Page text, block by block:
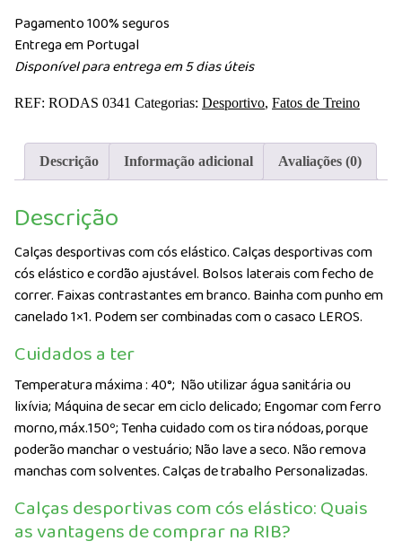
Pagamento 100% seguros
Entrega em Portugal
Disponível para entrega em 5 dias úteis
REF: RODAS 0341 Categorias: Desportivo, Fatos de Treino
Descrição Informação adicional Avaliações (0)
Descrição
Calças desportivas com cós elástico. Calças desportivas com
cós elástico e cordão ajustável. Bolsos laterais com fecho de
correr. Faixas contrastantes em branco. Bainha com punho em
canelado 1×1. Podem ser combinadas com o casaco LEROS.
Cuidados a ter
Temperatura máxima : 40°; Não utilizar água sanitária ou
lixívia; Máquina de secar em ciclo delicado; Engomar com ferro
morno, máx.150º; Tenha cuidado com os tira nódoas, porque
poderão manchar o vestuário; Não lave a seco. Não remova
manchas com solventes. Calças de trabalho Personalizadas.
Calças desportivas com cós elástico: Quais
as vantagens de comprar na RIB?